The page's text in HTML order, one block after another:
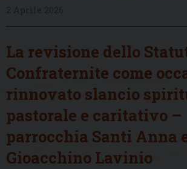
La revisione dello
Confraternite come
rinnovato slancio
pastorale e caritativo –
parrocchia Santi Anna
Gioacchino Lavinio